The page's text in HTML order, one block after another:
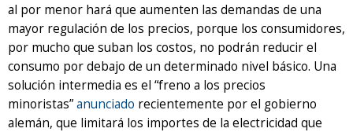
al por menor hará que aumenten las demandas de una
mayor regulación de los precios, porque los consumidores,
por mucho que suban los costos, no podrán reducir el
consumo por debajo de un determinado nivel básico. Una
solución intermedia es el “freno a los precios
minoristas”anunciado recientemente por el gobierno
alemán, que limitará los importes de la electricidad que